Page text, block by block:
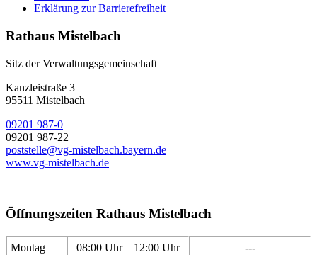
Erklärung zur Barrierefreiheit
Rathaus Mistelbach
Sitz der Verwaltungsgemeinschaft
Kanzleistraße 3
95511 Mistelbach
09201 987-0
09201 987-22
poststelle@vg-mistelbach.bayern.de
www.vg-mistelbach.de
Öffnungszeiten Rathaus Mistelbach
Montag 08:00 Uhr – 12:00 Uhr
---